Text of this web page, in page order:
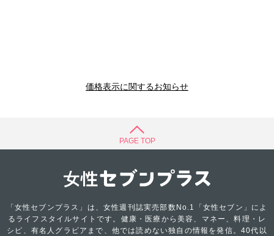
価格表示に関するお知らせ
PAGE TOP
「女性セブンプラス」は、女性週刊誌実売部数No.1「女性セブン」によ
るライフスタイルサイトです。健康・医療から美容、マネー、料理・レ
シピ、有名人グラビアまで、他では読めない独自の情報を発信。40代以